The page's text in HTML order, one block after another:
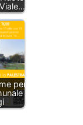
per